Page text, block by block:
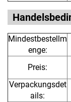
Mindestbestellm
enge:
Preis:
Verpackungsdet
ails: